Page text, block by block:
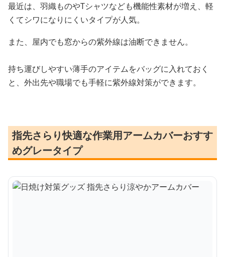
最近は、羽織ものやTシャツなども機能性素材が増え、軽
くてシワになりにくいタイプが人気。
また、屋内でも窓からの紫外線は油断できません。
持ち運びしやすい薄手のアイテムをバッグに入れておく
と、外出先や職場でも手軽に紫外線対策ができます。
指先さらり快適な作業用アームカバーおすす
めグレータイプ